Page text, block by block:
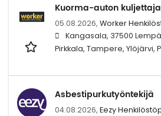
Kuorma-auton kuljettaja
05.08.2026, Worker
Kangasala, 37500
Pirkkala, Tampere, Ylöjärvi,
Asbestipurkutyöntekijä
04.08.2026, Eezy